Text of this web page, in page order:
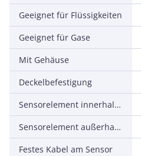
Geeignet für Flüssigkeiten
Geeignet für Gase
Mit Gehäuse
Deckelbefestigung
Sensorelement innerhalb des Gehäuses
Sensorelement außerhalb des Gehäuses
Festes Kabel am Sensor